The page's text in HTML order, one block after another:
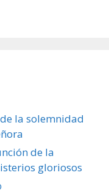
la solemnidad
de la
gloriosos